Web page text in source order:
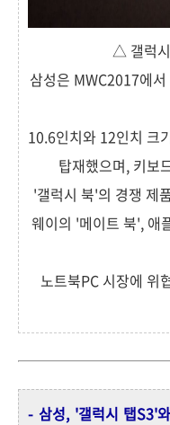
△ 갤럭
삼성은 MWC2017에
10.6인치와 12인치 크
탑재했으며, 키보
'갤럭시 북'의 경쟁 제
웨이의 '메이트 북', 애
노트북PC 시장에 위
- 삼성, '갤럭시 탭S3'